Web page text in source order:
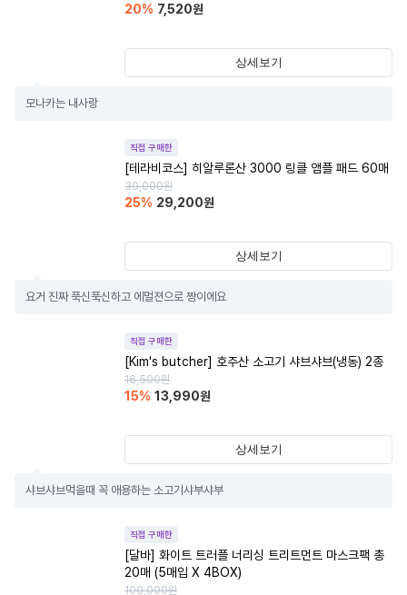
20% 7,520원
상세보기
모나카는 내사랑
직접 구매한
[테라비코스] 히알루론산 3000 링클 앰플 패드 60매
39,000원
25% 29,200원
상세보기
요거 진짜 푹신푹신하고 에멀젼으로 짱이에요
직접 구매한
[Kim's butcher] 호주산 소고기 샤브샤브(냉동) 2종
16,500원
15% 13,990원
상세보기
샤브샤브먹을때 꼭 애용하는 소고기샤부샤부
직접 구매한
[달바] 화이트 트러플 너리싱 트리트먼트 마스크팩 총
20매 (5매입 X 4BOX)
100,000원